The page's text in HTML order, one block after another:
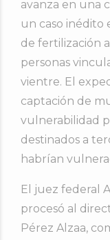
avanza en una
un caso inédito
de fertilización
personas
vientre. El
captación de
vulnerabilidad
destinados a
habrían
El juez federal
procesó al
Pérez Alzaa,